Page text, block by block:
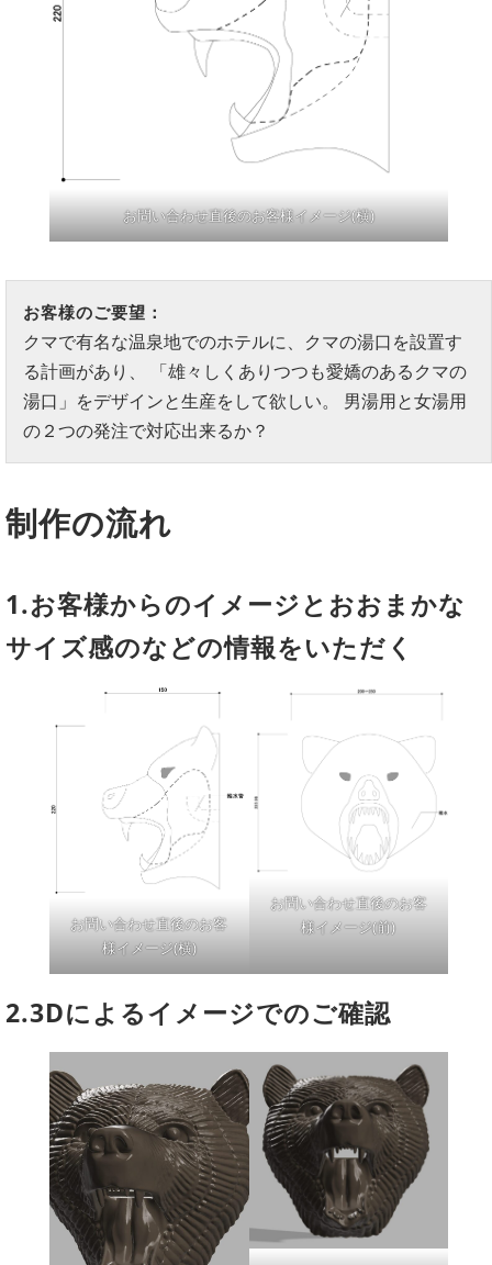
お問い合わせ直後のお客様イメージ(横)
お客様のご要望：
クマで有名な温泉地でのホテルに、クマの湯口を設置す
る計画があり、 「雄々しくありつつも愛嬌のあるクマの
湯口」をデザインと生産をして欲しい。 男湯用と女湯用
の２つの発注で対応出来るか？
制作の流れ
1.お客様からのイメージとおおまかな
サイズ感のなどの情報をいただく
お問い合わせ直後のお客
様イメージ(横)
お問い合わせ直後のお客
様イメージ(前)
2.3Dによるイメージでのご確認